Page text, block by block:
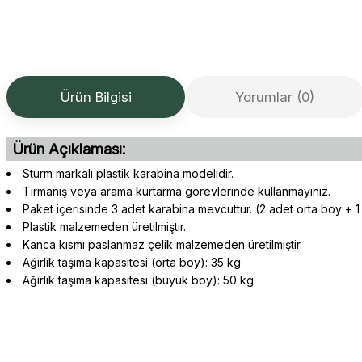
Ürün Bilgisi Yorumlar (0)
Ürün Açıklaması:
Sturm markalı plastik karabina modelidir.
Tırmanış veya arama kurtarma görevlerinde kullanmayınız.
Paket içerisinde 3 adet karabina mevcuttur. (2 adet orta boy +
Plastik malzemeden üretilmiştir.
Kanca kısmı paslanmaz çelik malzemeden üretilmiştir.
Ağırlık taşıma kapasitesi (orta boy): 35 kg
Ağırlık taşıma kapasitesi (büyük boy): 50 kg